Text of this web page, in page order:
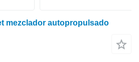
mezclador autopropulsado